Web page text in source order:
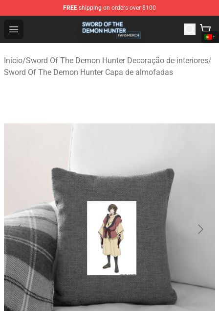
FREE shipping on orders over $100
Open menu
Sword Of The Demon Hunter Shop - Official Sword Of
Início/Sword Of The Demon Hunter Decoração de interiores/
Sword Of The Demon Hunter Capa de almofadas